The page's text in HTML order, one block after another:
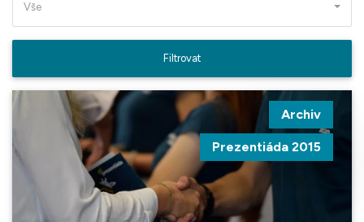
Vše
Archiv
Prezentiáda 2015